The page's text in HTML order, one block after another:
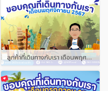
ลูกค้าที่เดินทางกับเรา เดือนพฤศจิกายน 2567